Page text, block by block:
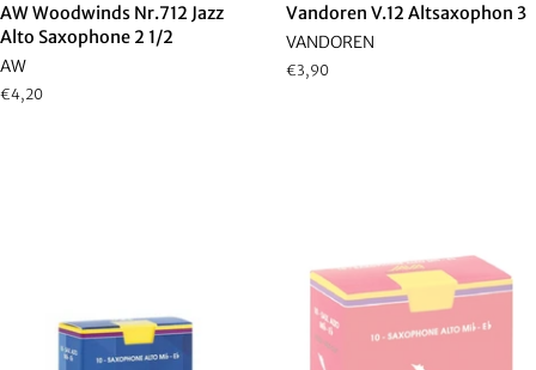
AW Woodwinds Nr.712 Jazz
Alto Saxophone 2 1/2
AW
Normaler
€4,20
Vandoren V.12 Altsaxophon 3
VANDOREN
Normaler
€3,90